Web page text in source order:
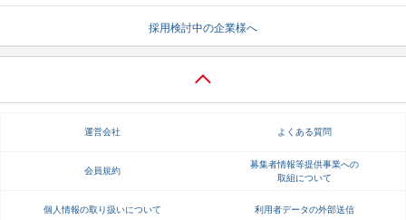
就活ノウハウが満載！ お役立ち記事・相談室など
就活ニュースペーパー よくある質問
不明点があればこちら
採用検討中の企業様へ
運営会社 よくある質問
会員規約
募集者情報等提供事業への
取組について
個人情報の取り扱いについて 利用者データの外部送信